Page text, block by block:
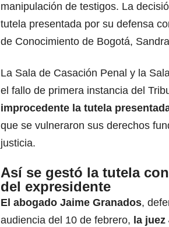
manipulación de testigos. La
tutela presentada por su defensa
de Conocimiento de Bogotá,
La Sala de Casación Penal y la
el fallo de primera instancia del
improcedente la tutela
que se vulneraron sus derechos
justicia.
Así se gestó la tutela
del expresidente
El abogado Jaime Granados,
audiencia del 10 de febrero, la